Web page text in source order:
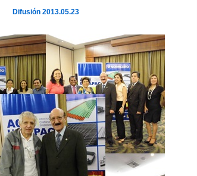
Difusión 2013.05.23